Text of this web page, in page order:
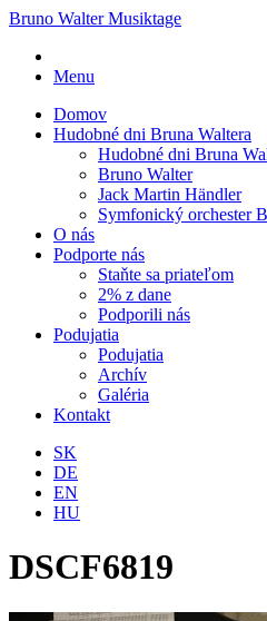
Bruno Walter Musiktage
Menu
Domov
Hudobné dni Bruna Waltera
Hudobné dni Bruna
Bruno Walter
Jack Martin Händler
Symfonický orchester
O nás
Podporte nás
Staňte sa priateľom
2% z dane
Podporili nás
Podujatia
Podujatia
Archív
Galéria
Kontakt
SK
DE
EN
HU
DSCF6819